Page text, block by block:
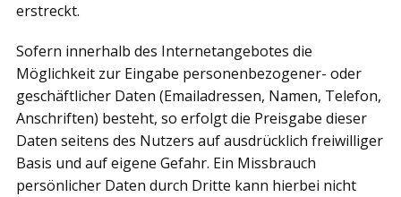
erstreckt.
Sofern innerhalb des Internetangebotes die
Möglichkeit zur Eingabe personenbezogener- oder
geschäftlicher Daten (Emailadressen, Namen, Telefon,
Anschriften) besteht, so erfolgt die Preisgabe dieser
Daten seitens des Nutzers auf ausdrücklich freiwilliger
Basis und auf eigene Gefahr. Ein Missbrauch
persönlicher Daten durch Dritte kann hierbei nicht